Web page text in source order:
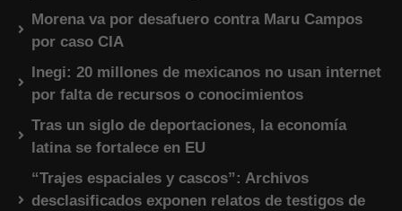
Morena va por desafuero contra Maru Campos
por caso CIA
Inegi: 20 millones de mexicanos no usan internet
por falta de recursos o conocimientos
Tras un siglo de deportaciones, la economía
latina se fortalece en EU
“Trajes espaciales y cascos”: Archivos
desclasificados exponen relatos de testigos de